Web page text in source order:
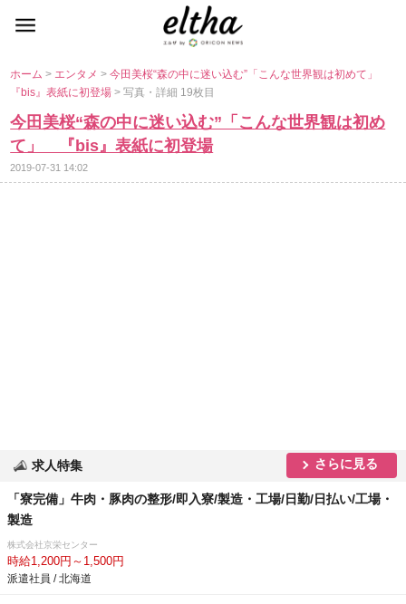
ホーム> エンタメ>今田美桜“森の中に迷い込む”「こんな世界観は初めて」
『bis』表紙に初登場> 写真・詳細 19枚目
今田美桜“森の中に迷い込む”「こんな世界観は初め
て」 『bis』表紙に初登場
2019-07-31 14:02
求人特集 さらに見る
「寮完備」牛肉・豚肉の整形/即入寮/製造・工場/日勤/日払い/工場・
製造
株式会社京栄センター
時給1,200円～1,500円
派遣社員 / 北海道